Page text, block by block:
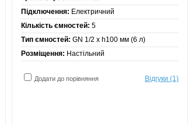
Підключення: Електричний
Кількість ємностей: 5
Тип ємностей: GN 1/2 х h100 мм (6 л)
Розміщення: Настільний
Додати до порівняння Відгуки (1)